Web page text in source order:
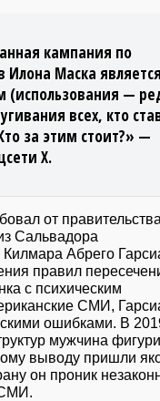
кампания по
Маска
(использования —
всех, кто
за этим стоит?» —
X.
от
Сальвадора
Абрего
правил
с психическим
СМИ,
ошибками. В
мужчина
выводу пришли
он проник